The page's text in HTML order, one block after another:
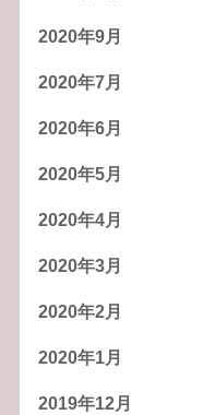
2020年9月
2020年7月
2020年6月
2020年5月
2020年4月
2020年3月
2020年2月
2020年1月
2019年12月